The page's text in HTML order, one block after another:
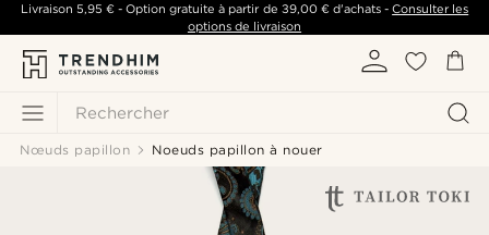
Rechercher
Livraison 5,95 €- Option gratuite à partir de 39,00 €d'achats -Consulter les
options de livraison
Nœuds papillon Noeuds papillon à nouer